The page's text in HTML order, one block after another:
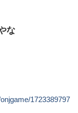
な
1723389797